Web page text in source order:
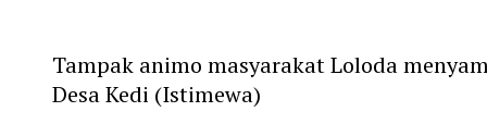
Tampak animo masyarakat Loloda
Desa Kedi (Istimewa)